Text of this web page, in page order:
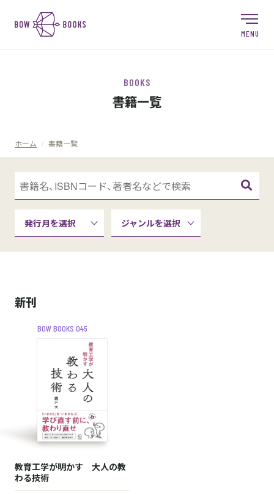
ホーム / 書籍一覧
BOOKS
書籍一覧
ジャンルを選択
新刊
BOW BOOKS 045
教育工学が明かす 大人の教
わる技術